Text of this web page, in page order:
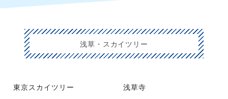
浅草・スカイツリー
東京スカイツリー 浅草寺